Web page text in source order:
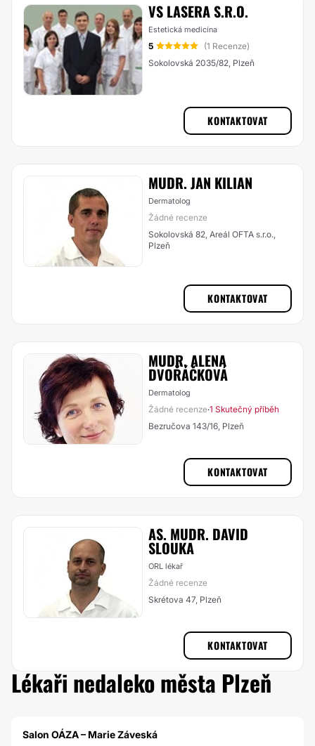
VS LASERA S.R.O.
Estetická medicína
5
(1 Recenze)
Sokolovská 2035/82, Plzeň
KONTAKTOVAT
MUDR. JAN KILIAN
Dermatolog
Žádné recenze
Sokolovská 82, Areál OFTA s.r.o.,
Plzeň
KONTAKTOVAT
MUDR. ALENA
DVOŘÁČKOVÁ
Dermatolog
Žádné recenze·1 Skutečný příběh
Bezručova 143/16, Plzeň
KONTAKTOVAT
AS. MUDR. DAVID
SLOUKA
ORL lékař
Žádné recenze
Skrétova 47, Plzeň
KONTAKTOVAT
Lékaři nedaleko města Plzeň
Salon OÁZA – Marie Záveská